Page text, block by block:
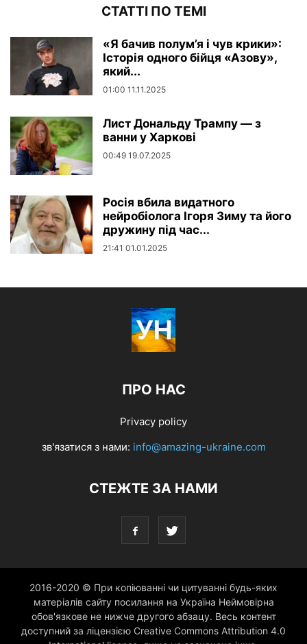
СТАТТІ ПО ТЕМІ
«Я бачив полум’я і чув крики»:
Історія одного бійця «Азову»,
який...
01:00 11.11.2025
Лист Дональду Трампу — з
ванни у Харкові
00:49 19.07.2025
Росія вбила видатного
нейробіолога Ігоря Зиму та його
дружину під час...
21:41 01.01.2025
ПРО НАС
Privacy policy
зв'язатися з нами: info@amazing-ukraine.com
СТЕЖТЕ ЗА НАМИ
2016-2020 © При копіюванні чи цитуванні будь-яких
матеріалів сайту посилання на Україна Неймовірна
обов'язкове не нижче другого абзацу. Весь контент
доступний за ліцензією Creative Commons Attribution 4.0